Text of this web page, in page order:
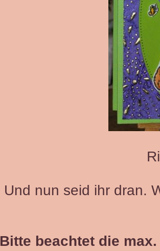
Und nun seid ihr dran.
Bitte beachtet die